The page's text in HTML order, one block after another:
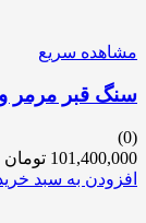
مشاهده سریع
سنگ قبر مرمر و
(0)
101,400,000 تومان
افزودن به سبد